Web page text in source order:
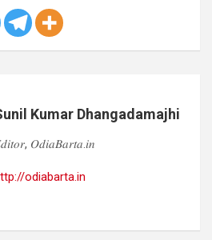
Kumar Dhangadamajhi
𝑂𝑑𝑖𝑎𝐵𝑎𝑟𝑡𝑎.𝑖𝑛
odiabarta.in